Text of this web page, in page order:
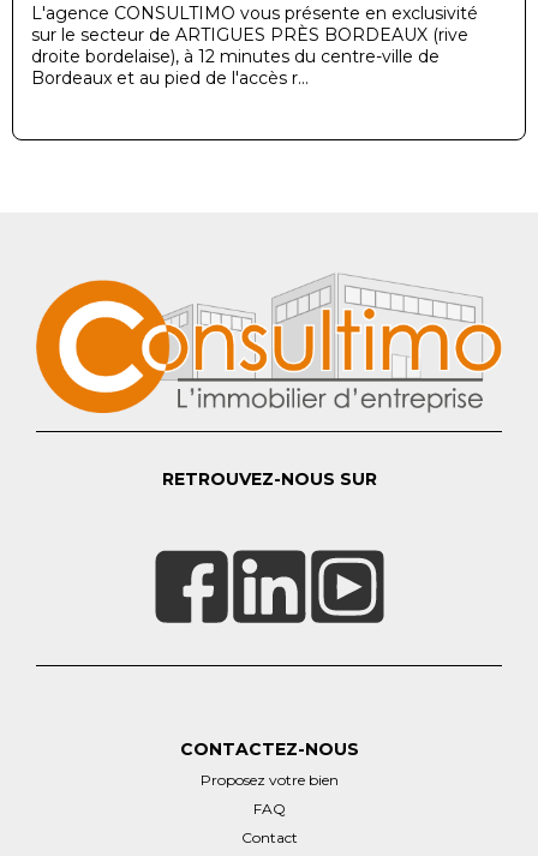
L'agence CONSULTIMO vous présente en exclusivité
sur le secteur de ARTIGUES PRÈS BORDEAUX (rive
droite bordelaise), à 12 minutes du centre-ville de
Bordeaux et au pied de l'accès r...
RETROUVEZ-NOUS SUR
CONTACTEZ-NOUS
Proposez votre bien
FAQ
Contact